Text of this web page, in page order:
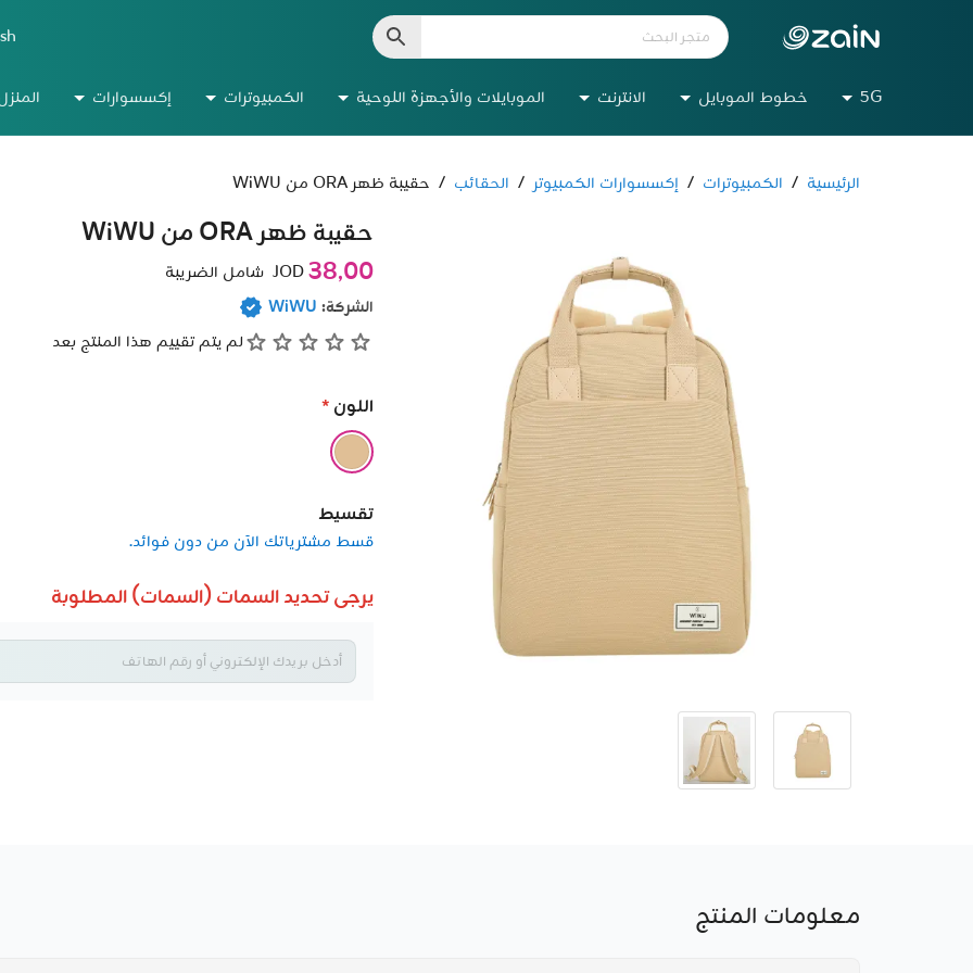
5G خطوط الموبايل الانترنت الموبايلات والأجهزة اللوحية الكمبيوترات إكسسوارات
الرئيسية / الكمبيوترات / إكسسوارات الكمبيوتر / الحقائب / حقيبة ظهر ORA من WiWU
حقيبة ظهر ORA من WiWU
38٫00
شامل الضريبة
الشركة: WiWU
لم يتم تقييم هذا المنتج بعد
اللون *
تقسيط
قسط مشترياتك الآن من دون فوائد.
يرجى تحديد السمات (السمات) المطلوبة
معلومات المنتج